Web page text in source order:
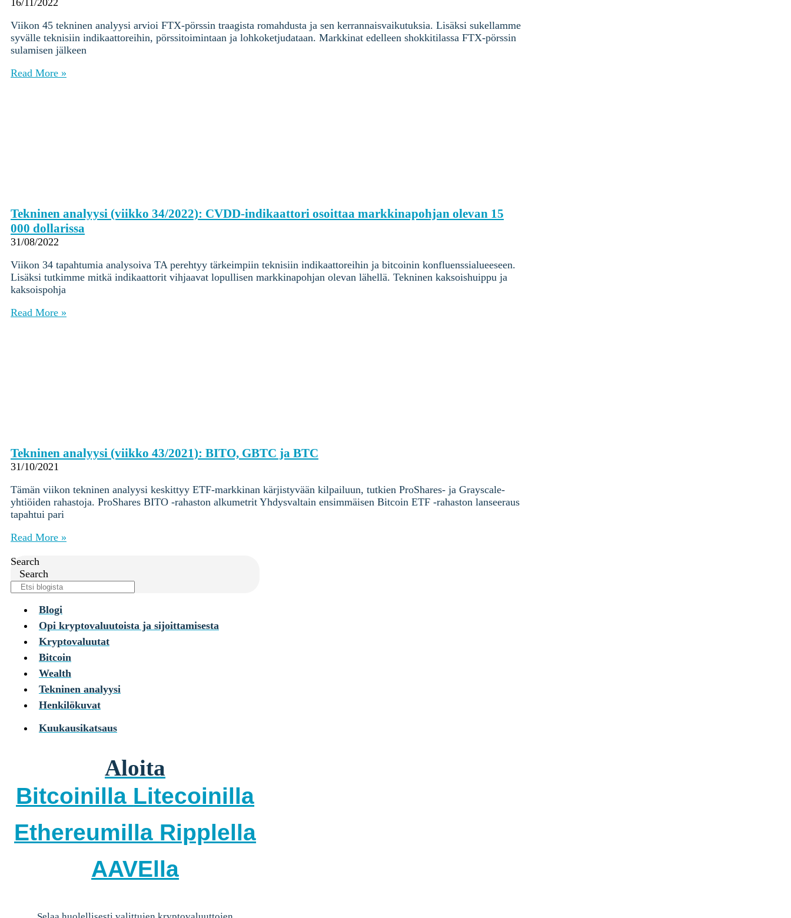
Kryptot
Palvelut
Yritykselle
a
languageKirjaudu sisään tilillesi
Kryptot
Yksityisille
Coinmotion Wealth ★
Ohjekeskus
Kryptouutiset
Ohjekeskus
Suomi (FI)
Suomi (FI)
16/11/2022
Viikon 45 tekninen analyysi arvioi FTX-pörssin traagista romahdusta ja sen kerrannaisvaikutuksia. Lisäksi sukellamme
syvälle teknisiin indikaattoreihin, pörssitoimintaan ja lohkoketjudataan. Markkinat edelleen shokkitilassa FTX-pörssin
sulamisen jälkeen
Read More »
Tekninen analyysi (viikko 34/2022): CVDD-indikaattori osoittaa markkinapohjan olevan 15
000 dollarissa
31/08/2022
Viikon 34 tapahtumia analysoiva TA perehtyy tärkeimpiin teknisiin indikaattoreihin ja bitcoinin konfluenssialueeseen.
Lisäksi tutkimme mitkä indikaattorit vihjaavat lopullisen markkinapohjan olevan lähellä. Tekninen kaksoishuippu ja
kaksoispohja
Read More »
Tekninen analyysi (viikko 43/2021): BITO, GBTC ja BTC
31/10/2021
Tämän viikon tekninen analyysi keskittyy ETF-markkinan kärjistyvään kilpailuun, tutkien ProShares- ja Grayscale-
yhtiöiden rahastoja. ProShares BITO -rahaston alkumetrit Yhdysvaltain ensimmäisen Bitcoin ETF -rahaston lanseeraus
tapahtui pari
Read More »
Search
Search
Blogi
Opi kryptovaluutoista ja sijoittamisesta
Kryptovaluutat
Bitcoin
Wealth
Tekninen analyysi
Henkilökuvat
Kuukausikatsaus
Aloita
Bitcoinilla Litecoinilla
Ethereumilla Ripplella
AAVElla